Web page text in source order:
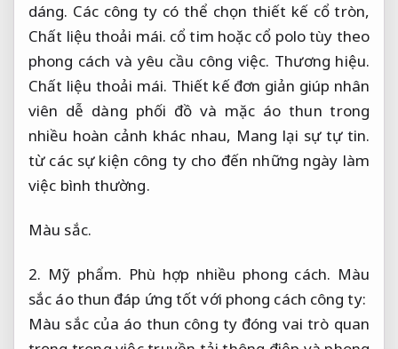
dáng. Các công ty có thể chọn thiết kế cổ tròn,
Chất liệu thoải mái. cổ tim hoặc cổ polo tùy theo
phong cách và yêu cầu công việc. Thương hiệu.
Chất liệu thoải mái. Thiết kế đơn giản giúp nhân
viên dễ dàng phối đồ và mặc áo thun trong
nhiều hoàn cảnh khác nhau, Mang lại sự tự tin.
từ các sự kiện công ty cho đến những ngày làm
việc bình thường.
Màu sắc.
2. Mỹ phẩm. Phù hợp nhiều phong cách. Màu
sắc áo thun đáp ứng tốt với phong cách công ty:
Màu sắc của áo thun công ty đóng vai trò quan